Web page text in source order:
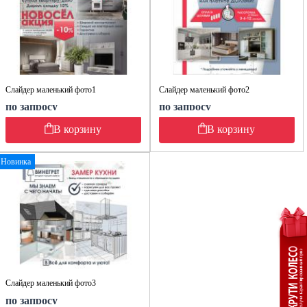
Слайдер маленький фото1
по запросу
В корзину
Слайдер маленький фото2
по запросу
В корзину
Новинка
Слайдер маленький фото3
по запросу